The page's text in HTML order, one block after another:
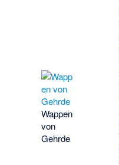
Wappen
von
Gehrde